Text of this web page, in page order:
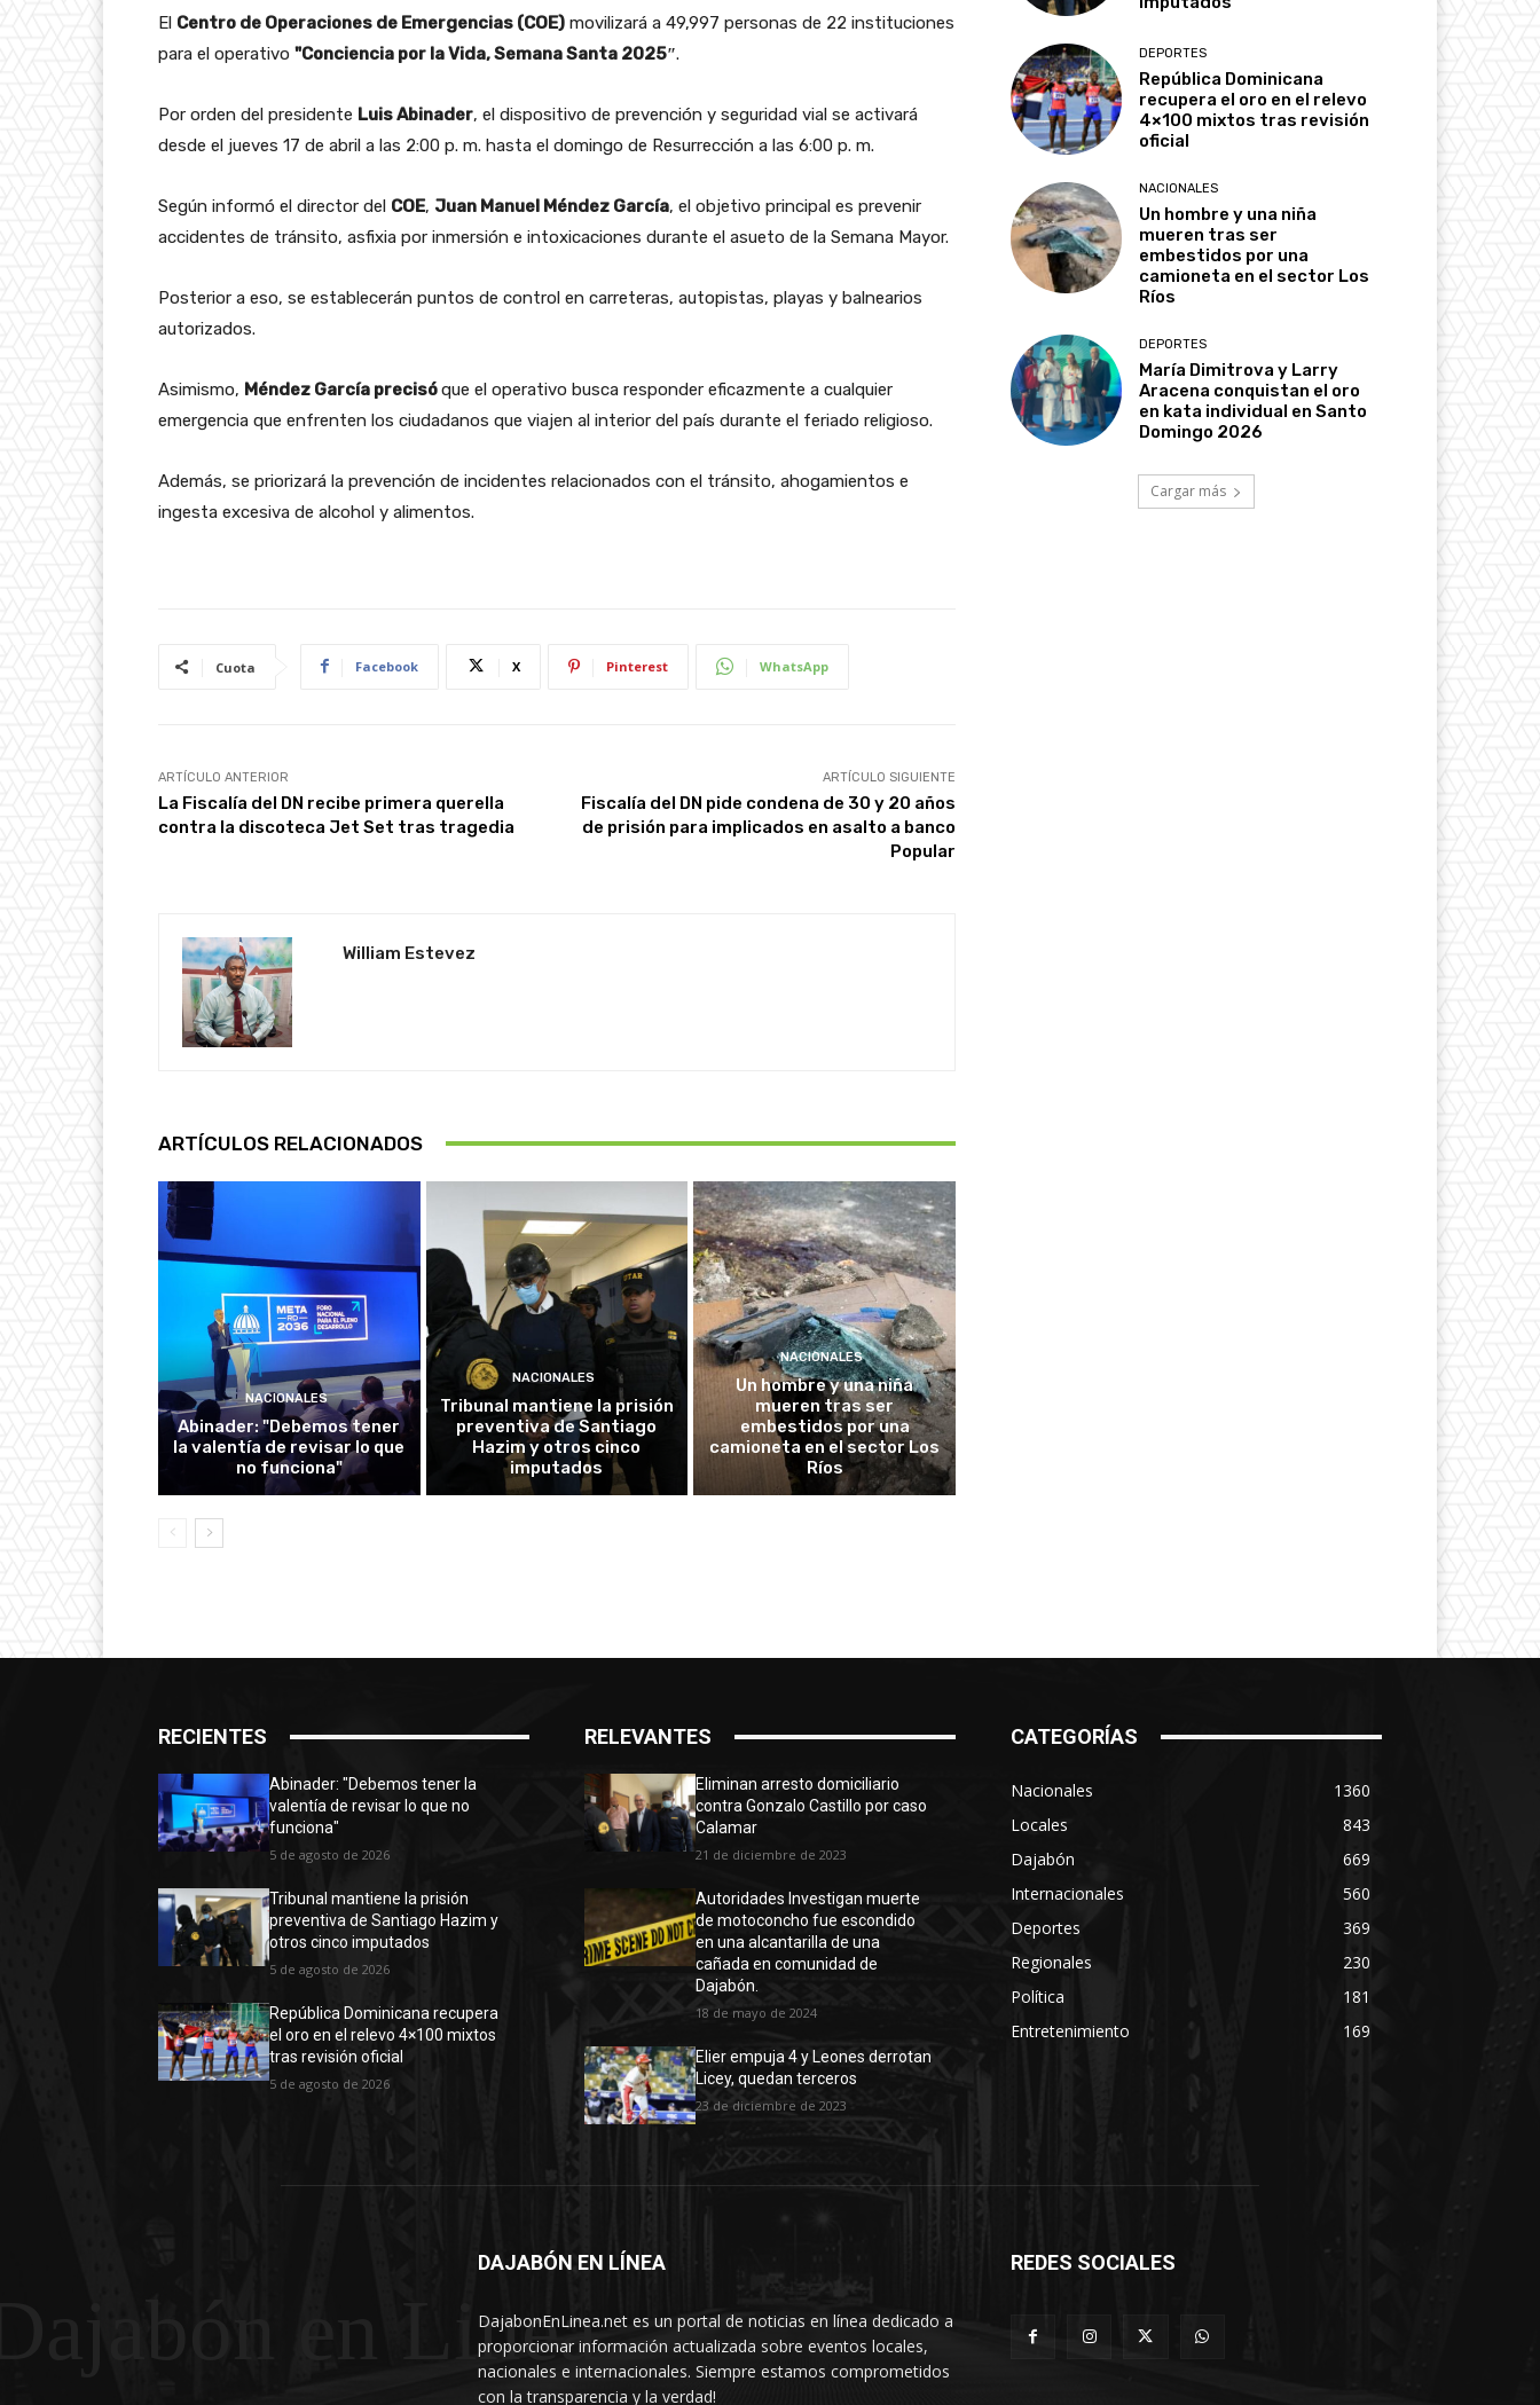
El Centro de Operaciones de Emergencias (COE) movilizará a 49,997 personas de 22 instituciones
para el operativo "Conciencia por la Vida, Semana Santa 2025″.
Por orden del presidente Luis Abinader, el dispositivo de prevención y seguridad vial se activará
desde el jueves 17 de abril a las 2:00 p. m. hasta el domingo de Resurrección a las 6:00 p. m.
Según informó el director del COE, Juan Manuel Méndez García, el objetivo principal es prevenir
accidentes de tránsito, asfixia por inmersión e intoxicaciones durante el asueto de la Semana Mayor.
Posterior a eso, se establecerán puntos de control en carreteras, autopistas, playas y balnearios
autorizados.
Asimismo, Méndez García precisóque el operativo busca responder eficazmente a cualquier
emergencia que enfrenten los ciudadanos que viajen al interior del país durante el feriado religioso.
Además, se priorizará la prevención de incidentes relacionados con el tránsito, ahogamientos e
ingesta excesiva de alcohol y alimentos.
Cuota Facebook X Pinterest WhatsApp
ARTÍCULO ANTERIOR
La Fiscalía del DN recibe primera querella
contra la discoteca Jet Set tras tragedia
ARTÍCULO SIGUIENTE
Fiscalía del DN pide condena de 30 y 20 años
de prisión para implicados en asalto a banco
Popular
William Estevez
ARTÍCULOS RELACIONADOS
NACIONALES
Abinader: "Debemos tener
la valentía de revisar lo que
no funciona"
NACIONALES
Tribunal mantiene la prisión
preventiva de Santiago
Hazim y otros cinco
imputados
NACIONALES
Un hombre y una niña
mueren tras ser
embestidos por una
camioneta en el sector Los
Ríos
DEPORTES
República Dominicana
recupera el oro en el relevo
4×100 mixtos tras revisión
oficial
NACIONALES
Un hombre y una niña
mueren tras ser
embestidos por una
camioneta en el sector Los
Ríos
DEPORTES
María Dimitrova y Larry
Aracena conquistan el oro
en kata individual en Santo
Domingo 2026
Cargar más
RECIENTES
Abinader: "Debemos tener la
valentía de revisar lo que no
funciona"
5 de agosto de 2026
Tribunal mantiene la prisión
preventiva de Santiago Hazim y
otros cinco imputados
5 de agosto de 2026
República Dominicana recupera
el oro en el relevo 4×100 mixtos
tras revisión oficial
5 de agosto de 2026
RELEVANTES
Eliminan arresto domiciliario
contra Gonzalo Castillo por caso
Calamar
21 de diciembre de 2023
Autoridades Investigan muerte
de motoconcho fue escondido
en una alcantarilla de una
cañada en comunidad de
Dajabón.
18 de mayo de 2024
Elier empuja 4 y Leones derrotan
Licey, quedan terceros
23 de diciembre de 2023
CATEGORÍAS
Nacionales
1360
Locales
843
Dajabón
669
Internacionales
560
Deportes
369
Regionales
230
Política
181
Entretenimiento
169
en Linea
DAJABÓN EN LÍNEA
DajabonEnLinea.net es un portal de noticias en línea dedicado a
proporcionar información actualizada sobre eventos locales,
nacionales e internacionales. Siempre estamos comprometidos
con la transparencia y la verdad!
REDES SOCIALES